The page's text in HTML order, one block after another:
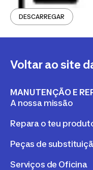
DESCARREGAR
Voltar ao site
MANUTENÇÃO E
A nossa missão
Repara o teu
Peças de
Serviços de Oficina